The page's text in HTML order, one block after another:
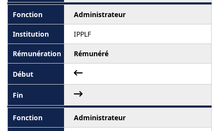
Administrateur
IPPLF
Rémunéré
Administrateur